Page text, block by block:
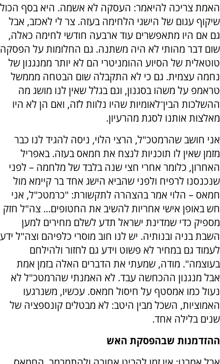
האמת צריכה להיאמר: העסקה לא אשמה. היא בסף הכול
שיקוף עגום של הישגי הלחימה בעזה. צר לי לאכזב, אבל
גם אם היו מתאפשרים עוד ארבעה חודשי לחימה כאלה,
שום דבר מהותי לא היה משתנה. גם החלומות על הפסקה
טוטאלית של הסיוע ההומניטרי הם לא יותר ממנגנון של
נחמה עצמית. גם כי לא התקבלה שום הבטחה מממשל
טראמפ על משהו בסגנון, וגם בגלל שאין לנו מושג מה
ההשלכות הבין־לאומיות שהיו נלוות לזה, ואם הן לא היו
מאלצות אותנו לסגת מהרעיון.
אני חושב שהרמטכ"ל, הרצי הלוי, ניסה להגיד לנו כבר
מזמן שאין לו תוכניות לנצח את חמאס בעזה. באפריל
האחרון, כלומר אחרי חצי שנה בלבד של מלחמה – לפני
שנכנסנו לרפיח ולפני שהביא הישג אחד בר קיימא מול
חמאס – הלוי אמר בהצהרה לתקשורת: "כרמטכ"ל, אני
חש באופן אישי אחריות להשיב את החטופים... צה"ל חזק
מספיק כדי שמדינת ישראל תדע לשלם מחירים למען
השבת בניה ובנותיה. יש לנו חוב מוסרי כלפיהם וצה"ל ידע
לעמוד גם במחיר לא פשוט וידע גם לחזור ולהילחם
בעוצמה". מודה, שמעתי את הדברים האלה בזמן אמת
אבל מנגנון ההכחשה עבד. לא האמנתי שהרמטכ"ל לא
נעול כמו אמסטף על חיסול חמאס. עכשיו, משנרגעו
האמוציות, השכל מבין היטב: לא מבטלים קונספציה של
שנים בלילה אחד.
ההזדמנות שבהפסקת האש